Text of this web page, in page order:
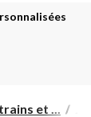
et ...